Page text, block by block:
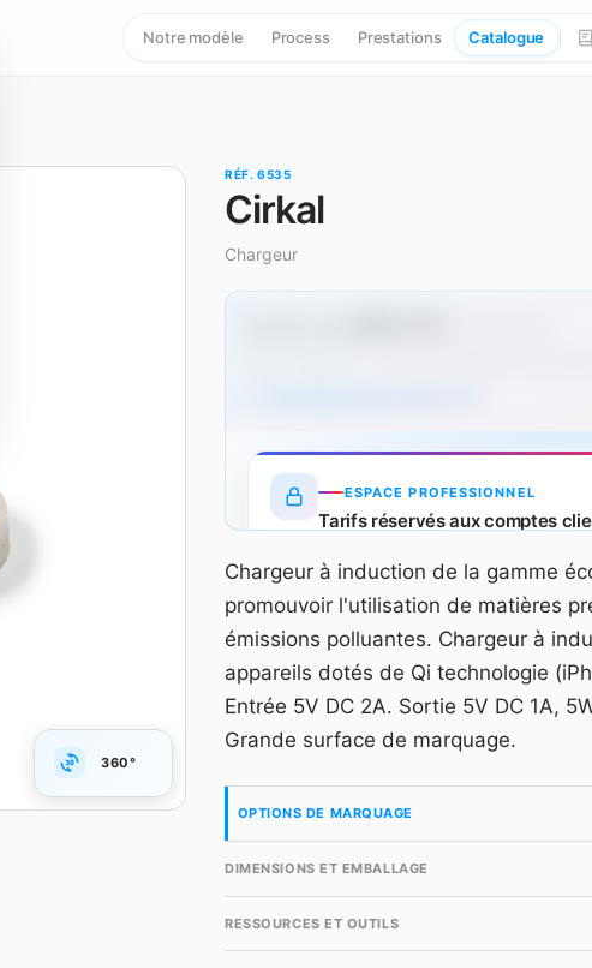
Notre modèle Process Prestations Catalogue
360°
RÉF. 6535
Cirkal
Chargeur
ESPACE PROFESSIONNEL
Tarifs réservés aux comptes
accès gratuit en quelques
Chargeur à induction de la gamme
promouvoir l'utilisation de matières
émissions polluantes. Chargeur à
appareils dotés de Qi technologie
Entrée 5V DC 2A. Sortie 5V DC 1A,
Grande surface de marquage.
OPTIONS DE MARQUAGE
DIMENSIONS ET EMBALLAGE
RESSOURCES ET OUTILS